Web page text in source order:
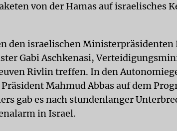
von der Hamas auf israelisches
den israelischen Ministerpräsidenten
Gabi Aschkenasi,
Rivlin treffen. In den
Mahmud Abbas auf dem
gab es nach stundenlanger
in Israel.